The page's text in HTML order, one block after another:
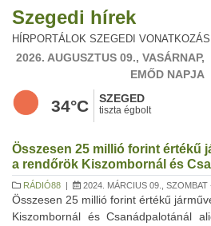
Szegedi hírek
HÍRPORTÁLOK SZEGEDI
2026. AUGUSZTUS 09., VASÁRNAP,
EMŐD NAPJA
34°C SZEGED
tiszta égbolt
Összesen 25 millió forint értékű
a rendőrök Kiszombornál és
RÁDIÓ88 | 2024. MÁRCIUS 09., SZOMBAT
Összesen 25 millió forint értékű
Kiszombornál és Csanádpalotánál